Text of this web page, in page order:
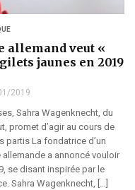
allemand veut «
jaunes en 2019
2019
Sahra Wagenknecht, du
promet d’agir au cours de
partis La fondatrice d’un
allemande a annoncé vouloir
se disant inspirée par le
Sahra Wagenknecht, […]